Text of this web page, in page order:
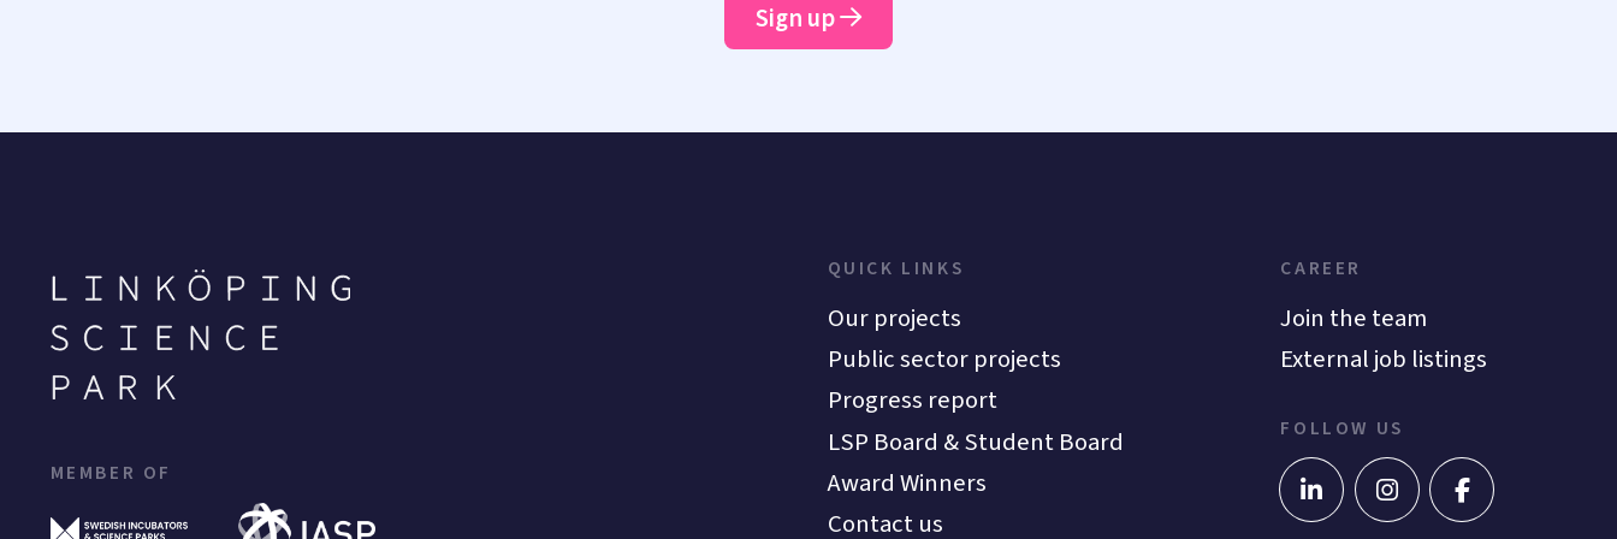
Sign up
MEMBER OF
QUICK LINKS
Our projects
Public sector projects
Progress report
LSP Board & Student Board
Award Winners
Contact us
CAREER
Join the team
External job listings
FOLLOW US